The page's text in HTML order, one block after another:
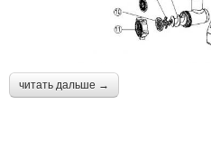
читать дальше →